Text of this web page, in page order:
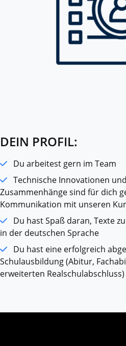
DEIN PROFIL:
Du arbeitest gern im Team
Technische Innovationen
Zusammenhänge sind für dich
Kommunikation mit unseren
Du hast Spaß daran, Texte
in der deutschen Sprache
Du hast eine erfolgreich
Schulausbildung (Abitur,
erweiterten Realschulabschluss)